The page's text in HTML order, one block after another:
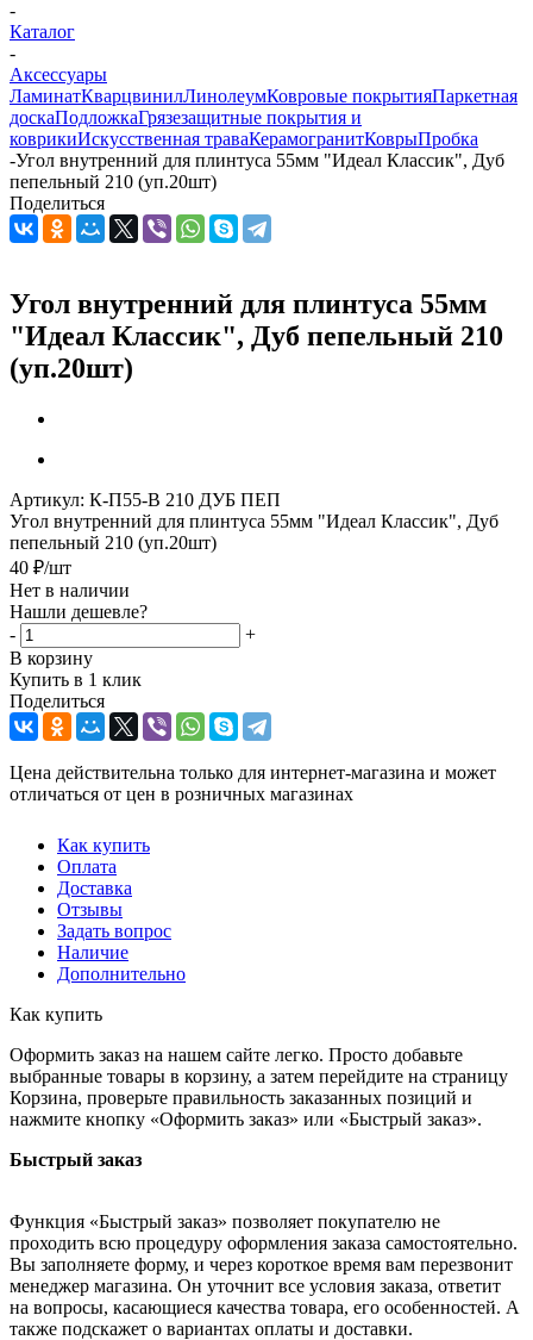
-
Каталог
-
Аксессуары
ЛаминатКварцвинилЛинолеумКовровые покрытияПаркетная
доскаПодложкаГрязезащитные покрытия и
коврикиИскусственная траваКерамогранитКоврыПробка
-Угол внутренний для плинтуса 55мм "Идеал Классик", Дуб
пепельный 210 (уп.20шт)
Поделиться
Угол внутренний для плинтуса 55мм
"Идеал Классик", Дуб пепельный 210
(уп.20шт)
Артикул: К-П55-В 210 ДУБ ПЕП
Угол внутренний для плинтуса 55мм "Идеал Классик", Дуб
пепельный 210 (уп.20шт)
40 ₽/шт
Нет в наличии
Нашли дешевле?
-
+
В корзину
Купить в 1 клик
Поделиться
Цена действительна только для интернет-магазина и может
отличаться от цен в розничных магазинах
Как купить
Оплата
Доставка
Отзывы
Задать вопрос
Наличие
Дополнительно
Как купить
Оформить заказ на нашем сайте легко. Просто добавьте
выбранные товары в корзину, а затем перейдите на страницу
Корзина, проверьте правильность заказанных позиций и
нажмите кнопку «Оформить заказ» или «Быстрый заказ».
Быстрый заказ
Функция «Быстрый заказ» позволяет покупателю не
проходить всю процедуру оформления заказа самостоятельно.
Вы заполняете форму, и через короткое время вам перезвонит
менеджер магазина. Он уточнит все условия заказа, ответит
на вопросы, касающиеся качества товара, его особенностей. А
также подскажет о вариантах оплаты и доставки.